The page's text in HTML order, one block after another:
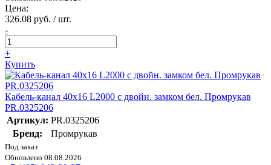
Цена:
326.08 руб. / шт.
-
+
Купить
Кабель-канал 40х16 L2000 с двойн. замком бел. Промрукав
PR.0325206
Артикул: PR.0325206
Бренд:
Промрукав
Под заказ
Обновлено 08.08.2026